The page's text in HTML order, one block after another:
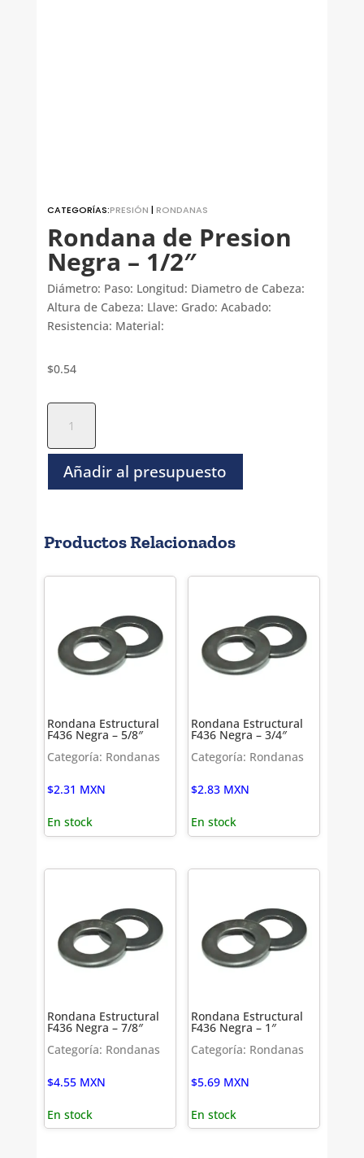
CATEGORÍAS:PRESIÓN |RONDANAS
Rondana de Presion
Negra – 1/2″
Diámetro: Paso: Longitud: Diametro de Cabeza:
Altura de Cabeza: Llave: Grado: Acabado:
Resistencia: Material:
$0.54
Presion
Negra
-
Añadir al presupuesto
Productos Relacionados
Rondana Estructural
F436 Negra – 5/8″
Categoría: Rondanas
$2.31 MXN
En stock
Rondana Estructural
F436 Negra – 3/4″
Categoría: Rondanas
$2.83 MXN
En stock
Rondana Estructural
F436 Negra – 7/8″
Categoría: Rondanas
$4.55 MXN
En stock
Rondana Estructural
F436 Negra – 1″
Categoría: Rondanas
$5.69 MXN
En stock